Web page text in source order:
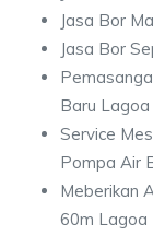
Jasa Bor
Jasa Bor
Baru Lagoa
Service
Pompa Air
Meberikan
60m Lagoa